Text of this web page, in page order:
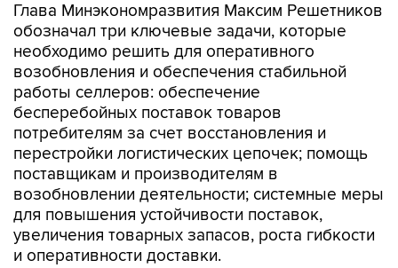
Глава Минэкономразвития Максим Решетников
обозначал три ключевые задачи, которые
необходимо решить для оперативного
возобновления и обеспечения стабильной
работы селлеров: обеспечение
бесперебойных поставок товаров
потребителям за счет восстановления и
перестройки логистических цепочек; помощь
поставщикам и производителям в
возобновлении деятельности; системные меры
для повышения устойчивости поставок,
увеличения товарных запасов, роста гибкости
и оперативности доставки.